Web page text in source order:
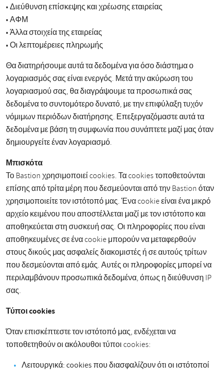
• Διεύθυνση επίσκεψης και χρέωσης εταιρείας
• ΑΦΜ
• Άλλα στοιχεία της εταιρείας
• Οι λεπτομέρειες πληρωμής
Θα διατηρήσουμε αυτά τα δεδομένα για όσο διάστημα ο
λογαριασμός σας είναι ενεργός. Μετά την ακύρωση του
λογαριασμού σας, θα διαγράψουμε τα προσωπικά σας
δεδομένα το συντομότερο δυνατό, με την επιφύλαξη τυχόν
νόμιμων περιόδων διατήρησης. Επεξεργαζόμαστε αυτά τα
δεδομένα με βάση τη συμφωνία που συνάπτετε μαζί μας όταν
δημιουργείτε έναν λογαριασμό.
Μπισκότα
Το Bastion χρησιμοποιεί cookies. Τα cookies τοποθετούνται
επίσης από τρίτα μέρη που δεσμεύονται από την Bastion όταν
χρησιμοποιείτε τον ιστότοπό μας. Ένα cookie είναι ένα μικρό
αρχείο κειμένου που αποστέλλεται μαζί με τον ιστότοπο και
αποθηκεύεται στη συσκευή σας. Οι πληροφορίες που είναι
αποθηκευμένες σε ένα cookie μπορούν να μεταφερθούν
στους δικούς μας ασφαλείς διακομιστές ή σε αυτούς τρίτων
που δεσμεύονται από εμάς. Αυτές οι πληροφορίες μπορεί να
περιλαμβάνουν προσωπικά δεδομένα, όπως η διεύθυνση IP
σας.
Τύποι cookies
Όταν επισκέπτεστε τον ιστότοπό μας, ενδέχεται να
τοποθετηθούν οι ακόλουθοι τύποι cookies:
Λειτουργικά: cookies που διασφαλίζουν ότι οι ιστότοποί